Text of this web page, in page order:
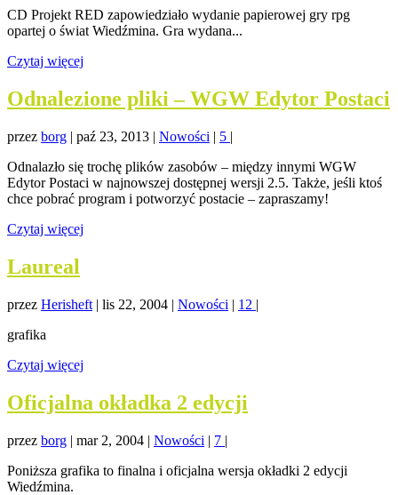
CD Projekt RED zapowiedziało wydanie papierowej gry rpg
opartej o świat Wiedźmina. Gra wydana...
Czytaj więcej
Odnalezione pliki – WGW Edytor Postaci
przez borg | paź 23, 2013 | Nowości | 5 |
Odnalazło się trochę plików zasobów – między innymi WGW
Edytor Postaci w najnowszej dostępnej wersji 2.5. Także, jeśli ktoś
chce pobrać program i potworzyć postacie – zapraszamy!
Czytaj więcej
Laureal
przez Herisheft | lis 22, 2004 | Nowości | 12 |
grafika
Czytaj więcej
Oficjalna okładka 2 edycji
przez borg | mar 2, 2004 | Nowości | 7 |
Poniższa grafika to finalna i oficjalna wersja okładki 2 edycji
Wiedźmina.